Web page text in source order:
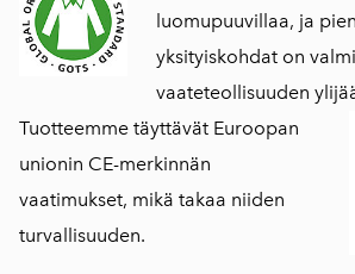
luomupuuvillaa, ja
yksityiskohdat on
vaateteollisuuden
Tuotteemme täyttävät Euroopan
unionin CE-merkinnän
vaatimukset, mikä takaa niiden
turvallisuuden.